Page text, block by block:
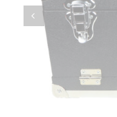
CONTATTI